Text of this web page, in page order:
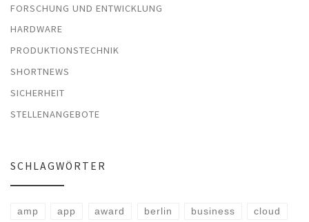
FORSCHUNG UND ENTWICKLUNG
HARDWARE
PRODUKTIONSTECHNIK
SHORTNEWS
SICHERHEIT
STELLENANGEBOTE
SCHLAGWÖRTER
amp app award berlin business cloud